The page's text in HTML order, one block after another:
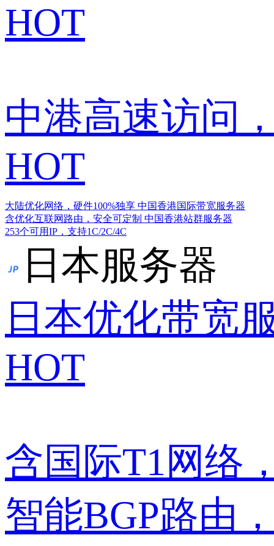
HOT
中港高速访问
HOT
大陆优化网络，硬件100%独享 中国香港国际带宽服务器
含优化互联网路由，安全可定制 中国香港站群服务器
253个可用IP，支持1C/2C/4C
日本服务器
日本优化带宽
HOT
含国际T1网络
智能BGP路由